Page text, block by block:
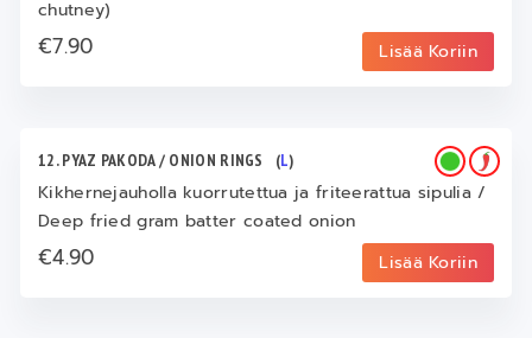
chutney)
€7.90 Lisää Koriin
12. PYAZ PAKODA / ONION RINGS (L)
Kikhernejauholla kuorrutettua ja friteerattua sipulia /
Deep fried gram batter coated onion
€4.90 Lisää Koriin